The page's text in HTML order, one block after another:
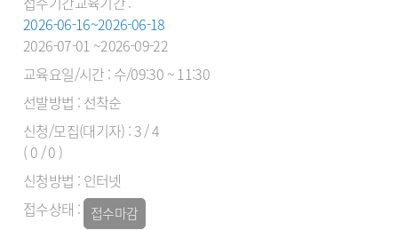
2026-06-16~2026-06-18
2026-07-01 ~2026-09-22
수/09:30 ~ 11:30
선착순
3 / 4
( 0 / 0 )
인터넷
접수마감